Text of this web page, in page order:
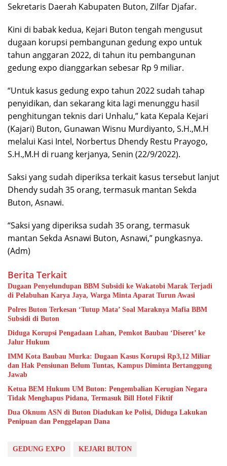
Sekretaris Daerah Kabupaten Buton, Zilfar Djafar.
Kini di babak kedua, Kejari Buton tengah mengusut
dugaan korupsi pembangunan gedung expo untuk
tahun anggaran 2022, di tahun itu pembangunan
gedung expo dianggarkan sebesar Rp 9 miliar.
“Untuk kasus gedung expo tahun 2022 sudah tahap
penyidikan, dan sekarang kita lagi menunggu hasil
penghitungan teknis dari Unhalu,” kata Kepala Kejari
(Kajari) Buton, Gunawan Wisnu Murdiyanto, S.H.,M.H
melalui Kasi Intel, Norbertus Dhendy Restu Prayogo,
S.H.,M.H di ruang kerjanya, Senin (22/9/2022).
Saksi yang sudah diperiksa terkait kasus tersebut lanjut
Dhendy sudah 35 orang, termasuk mantan Sekda
Buton, Asnawi.
“Saksi yang diperiksa sudah 35 orang, termasuk
mantan Sekda Asnawi Buton, Asnawi,” pungkasnya.
(Adm)
Berita Terkait
Dugaan Penyelundupan BBM Subsidi ke Wakatobi Marak Terjadi
di Pelabuhan Karya Jaya, Warga Minta Aparat Turun Awasi
Polres Buton Terkesan ‘Tutup Mata’ Soal Maraknya Mafia BBM
Subsidi di Buton
Diduga Korupsi Pengadaan Lahan, Pemkot Baubau ‘Diseret’ ke
Jalur Hukum
IMM Kota Baubau Murka: Dugaan Kasus Korupsi Rp3,12 Miliar
dan Hak Pensiunan Belum Tuntas, Kampus Diminta Bertanggung
Jawab
Ketua BEM Hukum UM Buton: Pengembalian Kerugian Negara
Tidak Menghapus Pidana, Termasuk Bill Hotel Fiktif
Dua Oknum ASN di Buton Diadukan ke Polisi, Diduga Lakukan
Penipuan dan Penggelapan Dana
GEDUNG EXPO KEJARI BUTON